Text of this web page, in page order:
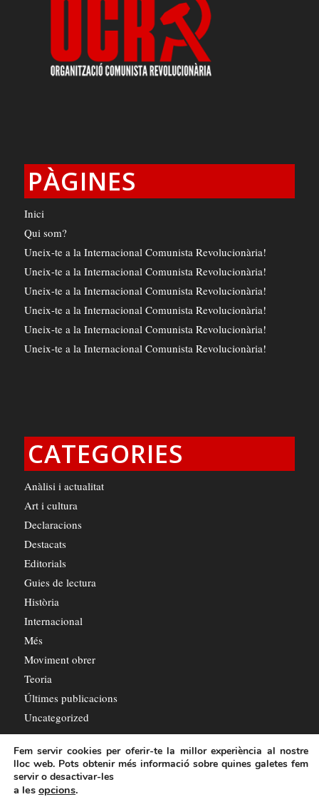
PÀGINES
Inici
Qui som?
Uneix-te a la Internacional Comunista Revolucionària!
Uneix-te a la Internacional Comunista Revolucionària!
Uneix-te a la Internacional Comunista Revolucionària!
Uneix-te a la Internacional Comunista Revolucionària!
Uneix-te a la Internacional Comunista Revolucionària!
Uneix-te a la Internacional Comunista Revolucionària!
CATEGORIES
Anàlisi i actualitat
Art i cultura
Declaracions
Destacats
Editorials
Guies de lectura
Història
Internacional
Més
Moviment obrer
Teoria
Últimes publicacions
Uncategorized
Fem servir cookies per oferir-te la millor experiència al nostre
lloc web. Pots obtenir més informació sobre quines galetes fem
servir o desactivar-les
a les opcions.